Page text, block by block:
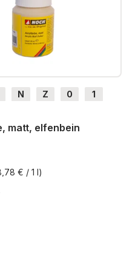
N Z 0
1
matt, elfenbein
€ / 1 l)